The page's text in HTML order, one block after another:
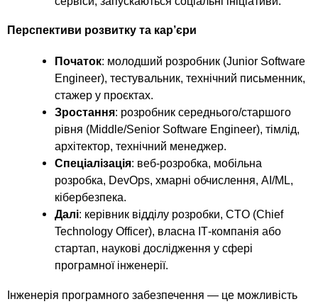
Перспективи розвитку та кар’єри
Початок: молодший розробник (Junior Software
Engineer), тестувальник, технічний письменник,
стажер у проєктах.
Зростання: розробник середнього/старшого
рівня (Middle/Senior Software Engineer), тімлід,
архітектор, технічний менеджер.
Спеціалізація: веб-розробка, мобільна
розробка, DevOps, хмарні обчислення, AI/ML,
кібербезпека.
Далі: керівник відділу розробки, CTO (Chief
Technology Officer), власна ІТ-компанія або
стартап, наукові дослідження у сфері
програмної інженерії.
Інженерія програмного забезпечення — це можливість